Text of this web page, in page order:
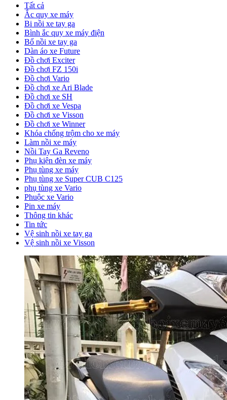
Tất cả
Ắc quy xe máy
Bi nồi xe tay ga
Bình ắc quy xe máy điện
Bố nồi xe tay ga
Dàn áo xe Future
Đồ chơi Exciter
Đồ chơi FZ 150i
Đồ chơi Vario
Đồ chơi xe Ari Blade
Đồ chơi xe SH
Đồ chơi xe Vespa
Đồ chơi xe Visson
Đồ chơi xe Winner
Khóa chống trộm cho xe máy
Làm nồi xe máy
Nồi Tay Ga Reveno
Phụ kiện đèn xe máy
Phụ tùng xe máy
Phụ tùng xe Super CUB C125
phụ tùng xe Vario
Phuộc xe Vario
Pin xe máy
Thông tin khác
Tin tức
Vệ sinh nồi xe tay ga
Vệ sinh nồi xe Visson